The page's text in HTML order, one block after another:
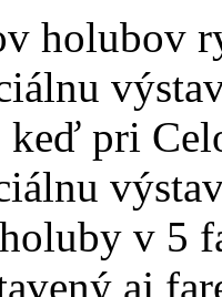
holubov
pri
v 5
aj